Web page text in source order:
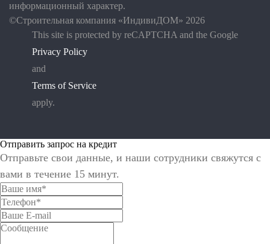
информационный характер.
©Строительная компания «ИндивиДОМ» 2026
This site is protected by reCAPTCHA and the Google
Privacy Policy
and
Terms of Service
apply.
Отправить запрос на кредит
Отправьте свои данные, и наши сотрудники свяжутся с
вами в течение 15 минут.